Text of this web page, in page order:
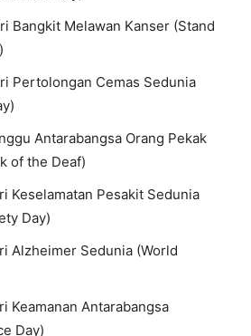
Bangkit Melawan Kanser (Stand
Pertolongan Cemas Sedunia
Antarabangsa Orang Pekak
of the Deaf)
Keselamatan Pesakit Sedunia
Day)
Alzheimer Sedunia (World
Keamanan Antarabangsa
Day)